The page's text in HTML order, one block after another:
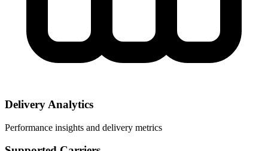
Delivery Analytics
Performance insights and delivery metrics